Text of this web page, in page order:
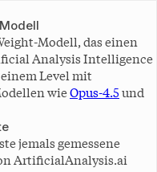
Modell, das einen
Analysis Intelligence
Level mit
wieOpus-4.5 und
jemals gemessene
ArtificialAnalysis.ai